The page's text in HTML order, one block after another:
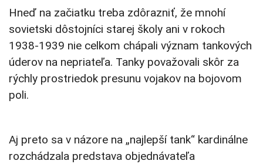
Hneď na začiatku treba zdôrazniť, že mnohí
sovietski dôstojníci starej školy ani v rokoch
1938-1939 nie celkom chápali význam tankových
úderov na nepriateľa. Tanky považovali skôr za
rýchly prostriedok presunu vojakov na bojovom
poli.
Aj preto sa v názore na „najlepší tank“ kardinálne
rozchádzala predstava objednávateľa